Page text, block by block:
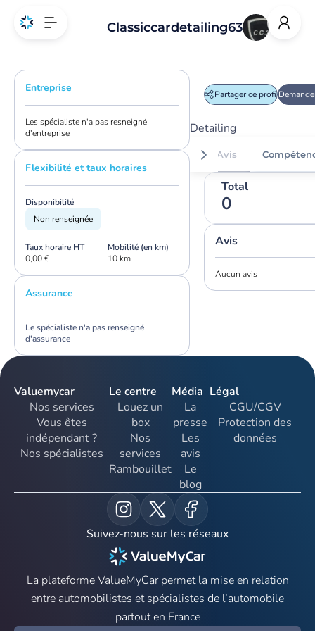
Entreprise
Les spécialiste n'a pas resneigné
d'entreprise
Flexibilité et taux horaires
Disponibilité
Non renseignée
Taux horaire HT
0,00 €
Mobilité (en km)
10 km
Assurance
Le spécialiste n'a pas renseigné
d'assurance
Classiccardetailing63
Partager ce profil
Detailing
Avis
Total
0
Avis
Aucun avis
Valuemycar
Nos services
Vous êtes
indépendant ?
Nos spécialistes
Le centre
Louez un
box
Nos
services
Rambouillet
Média
La
presse
Les
avis
Le
blog
Légal
CGU/CGV
Protection des
données
Suivez-nous sur les réseaux
La plateforme ValueMyCar permet la mise en relation
entre automobilistes et spécialistes de l’automobile
partout en France